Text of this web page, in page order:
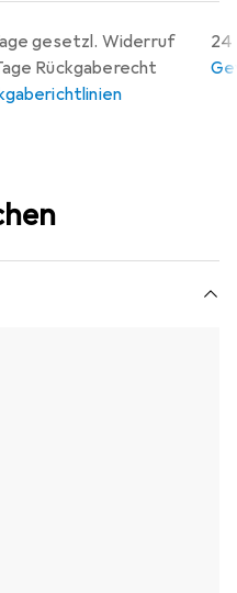
gesetzl. Widerruf
Rückgaberecht
24